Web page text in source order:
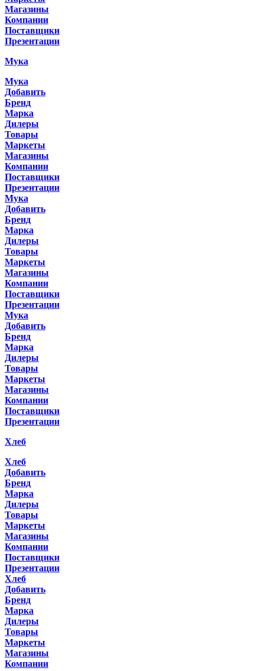
Магазины
Компании
Поставщики
Презентации
Мука
Мука
Добавить
Бренд
Марка
Дилеры
Товары
Маркеты
Магазины
Компании
Поставщики
Презентации
Мука
Добавить
Бренд
Марка
Дилеры
Товары
Маркеты
Магазины
Компании
Поставщики
Презентации
Мука
Добавить
Бренд
Марка
Дилеры
Товары
Маркеты
Магазины
Компании
Поставщики
Презентации
Хлеб
Хлеб
Добавить
Бренд
Марка
Дилеры
Товары
Маркеты
Магазины
Компании
Поставщики
Презентации
Хлеб
Добавить
Бренд
Марка
Дилеры
Товары
Маркеты
Магазины
Компании